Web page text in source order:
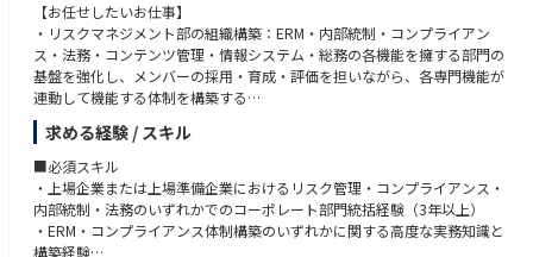
【お任せしたいお仕事】
・リスクマネジメント部の組織構築：ERM・内部統制・コンプライアン
ス・法務・コンテンツ管理・情報システム・総務の各機能を擁する部門の
基盤を強化し、メンバーの採用・育成・評価を担いながら、各専門機能が
連動して機能する体制を構築する
・ERM（エンタープライズ・リスクマネジメント）の設計と運用：全社リ
スクアセスメントを設計・実施し、リスクマップを作成して経営会議・取
締役会へ定期報告する。BCP策定支援、新規事業・M&Aに伴うリスク評価
と全社リスクテイク条件の設定を担う
・内部統制体制の確立：業務プロセスの可視化と内部統制の設計・運用モ
ニタリング、社内規程の整備・管理を通じ、IPO準備における統制整備の
実務をリードする
求める経験 / スキル
■必須スキル
・上場企業または上場準備企業におけるリスク管理・コンプライアンス・
内部統制・法務のいずれかでのコーポレート部門統括経験（3年以上）
・ERM・コンプライアンス体制構築のいずれかに関する高度な実務知識と
構築経験